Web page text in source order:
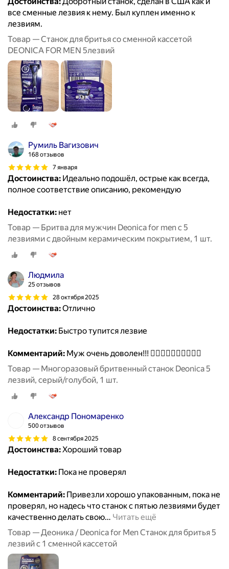
все сменные лезвия к нему. Был куплен именно к
лезвиям.
Товар — Станок для бритья со сменной кассетой
DEONICA FOR MEN 5лезвий
Румиль Вагизович
168 отзывов
7 января
Достоинства: Идеально подошёл, острые как всегда,
полное соответствие описанию, рекомендую
Недостатки: нет
Товар — Бритва для мужчин Deonica for men с 5
лезвиями с двойным керамическим покрытием, 1 шт.
Людмила
25 отзывов
28 октября 2025
Достоинства:Отлично
Недостатки: Быстро тупится лезвие
Комментарий: Муж очень доволен!!! 👍🏻👍🏻👍🏻👍🏻👍🏻
Товар — Многоразовый бритвенный станок Deonica 5
лезвий, серый/голубой, 1 шт.
Александр Пономаренко
500 отзывов
8 сентября 2025
Достоинства:Хороший товар
Недостатки: Пока не проверял
Комментарий: Привезли хорошо упакованным, пока не
проверял, но надесь что станок с пятью лезвиями будет
качественно делать свою… Читать ещё
Товар — Деоника / Deonica for Men Станок для бритья 5
лезвий с 1 сменной кассетой